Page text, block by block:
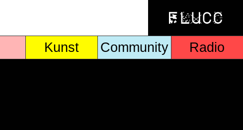
Kunst Community Radio